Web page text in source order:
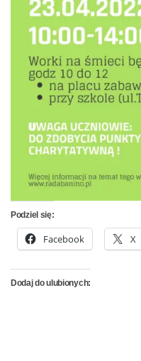
Podziel się:
Facebook X
Dodaj do ulubionych: